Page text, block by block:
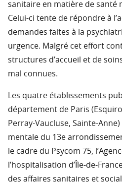
sanitaire en matière de santé
Celui-ci tente de répondre à
demandes faites à la
urgence. Malgré cet effort
structures d’accueil et de
mal connues.
Les quatre établissements
département de Paris
Perray-Vaucluse, Sainte-
mentale du 13e
le cadre du Psycom 75,
l’hospitalisation d’Île-de-
des affaires sanitaires et